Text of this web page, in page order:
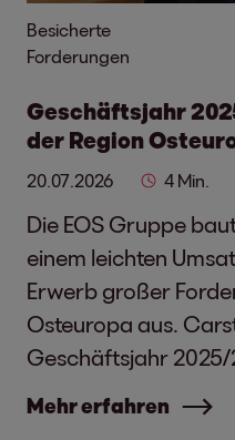
Besicherte
Forderungen
Geschäftsjahr
der Region
20.07.2026 4 Min.
Die EOS Gruppe
einem leichten
Erwerb großer
Osteuropa aus.
Geschäftsjahr 2025/
Mehr erfahren